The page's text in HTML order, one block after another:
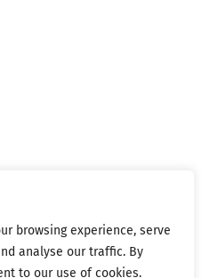
browsing experience, serve
analyse our traffic. By
to our use of cookies.